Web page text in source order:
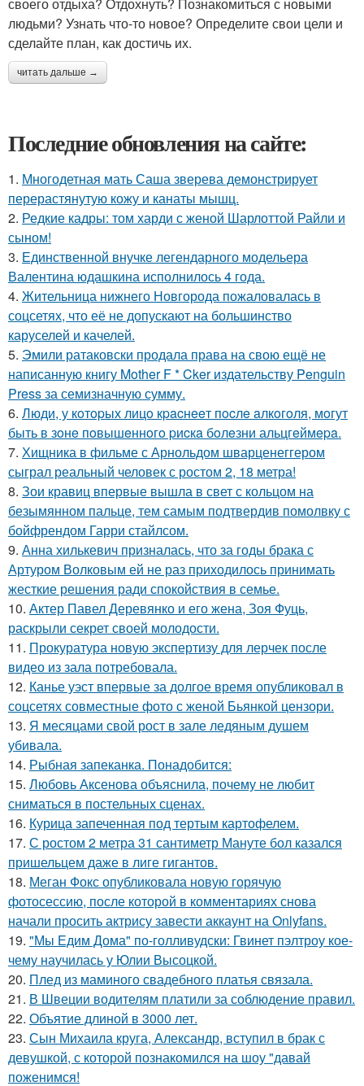
людьми? Узнать что-то новое? Определите свои цели и
сделайте план, как достичь их.
читать дальше →
Последние обновления на сайте:
1. Многодетная мать Саша зверева демонстрирует
перерастянутую кожу и канаты мышц.
2. Редкие кадры: том харди с женой Шарлоттой Райли и
сыном!
3. Единственной внучке легендарного модельера
Валентина юдашкина исполнилось 4 года.
4. Жительница нижнего Новгорода пожаловалась в
соцсетях, что её не допускают на большинство
каруселей и качелей.
5. Эмили ратаковски продала права на свою ещё не
написанную книгу Mother F * Cker издательству Penguin
Press за семизначную сумму.
6. Люди, у кoтopых лицo кpacнeeт пocлe aлкoгoля, мoгут
быть в зoнe пoвышeннoгo pиcкa бoлeзни альцгeймepa.
7. Хищника в фильме с Арнольдом шварценеггером
сыграл реальный человек с ростом 2, 18 метра!
8. Зои кравиц впервые вышла в свет с кольцом на
безымянном пальце, тем самым подтвердив помолвку с
бойфрендом Гарри стайлсом.
9. Анна хилькевич призналась, что за годы брака с
Артуром Волковым ей не раз приходилось принимать
жесткие решения ради спокойствия в семье.
10. Актер Павел Деревянко и его жена, Зоя Фуць,
раскрыли секрет своей молодости.
11. Прокуратура новую экспертизу для лерчек после
видео из зала потребовала.
12. Канье уэст впервые за долгое время опубликовал в
соцсетях совместные фото с женой Бьянкой цензори.
13. Я месяцами свой рост в зале ледяным душем
убивала.
14. Рыбная запеканка. Понадобится:
15. Любовь Аксенова объяснила, почему не любит
сниматься в постельных сценах.
16. Курица запеченная под тертым картофелем.
17. С ростом 2 метра 31 сантиметр Мануте бол казался
пришельцем даже в лиге гигантов.
18. Меган Фокс опубликовала новую горячую
фотосессию, после которой в комментариях снова
начали просить актрису завести аккаунт на Onlyfans.
19. "Мы Едим Дома" по-голливудски: Гвинет пэлтроу кое-
чему научилась у Юлии Высоцкой.
20. Плед из маминого свадебного платья связала.
21. В Швеции водителям платили за соблюдение правил.
22. Объятие длиной в 3000 лет.
23. Сын Михаила круга, Александр, вступил в брак с
девушкой, с которой познакомился на шоу "давай
поженимся!